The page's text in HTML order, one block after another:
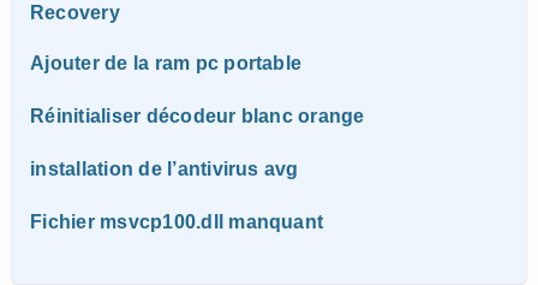
Recovery
Ajouter de la ram pc portable
Réinitialiser décodeur blanc orange
installation de l’antivirus avg
Fichier msvcp100.dll manquant